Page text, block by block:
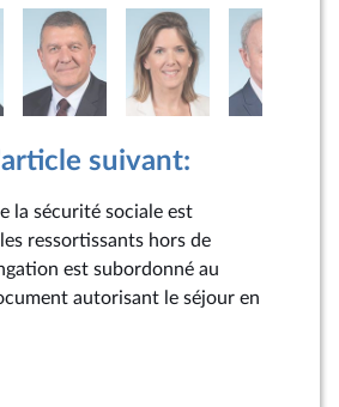
suivant:
la sécurité sociale est
ressortissants hors de
est subordonné au
autorisant le séjour en